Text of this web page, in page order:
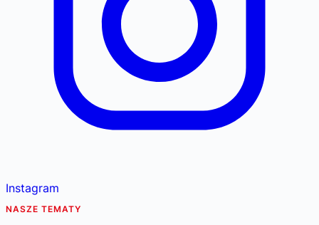
Instagram
NASZE TEMATY